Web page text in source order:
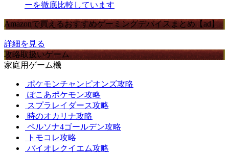
ーを徹底比較しています
Amazonで買えるおすすめゲーミングデバイスまとめ【ad】
詳細を見る
攻略取扱いゲーム
家庭用ゲーム機
ポケモンチャンピオンズ攻略
ぽこあポケモン攻略
スプラレイダース攻略
時のオカリナ攻略
ペルソナ4ゴールデン攻略
トモコレ攻略
バイオレクイエム攻略